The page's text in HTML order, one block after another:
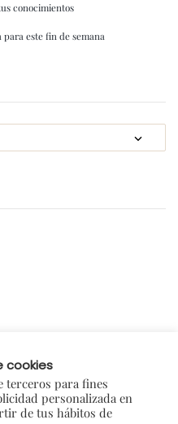
conocimientos
este fin de semana
cookies
terceros para fines
personalizada en
de tus hábitos de